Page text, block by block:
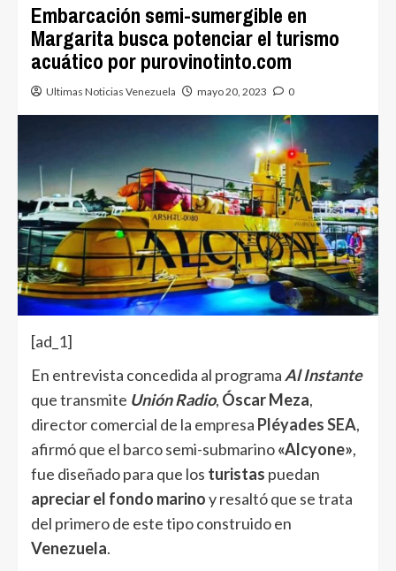
Embarcación semi-sumergible en
Margarita busca potenciar el turismo
acuático por purovinotinto.com
Ultimas Noticias Venezuela mayo 20, 2023 0
[ad_1]
En entrevista concedida al programa Al Instante
que transmite Unión Radio, Óscar Meza,
director comercial de la empresa Pléyades SEA,
afirmó que el barco semi-submarino«Alcyone»,
fue diseñado para que los turistas puedan
apreciar el fondo marinoy resaltó que se trata
del primero de este tipo construido en
Venezuela.